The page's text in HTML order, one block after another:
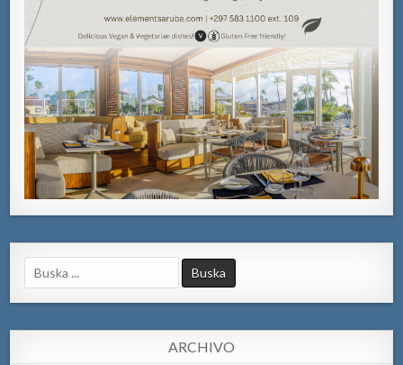
Search
for:
ARCHIVO